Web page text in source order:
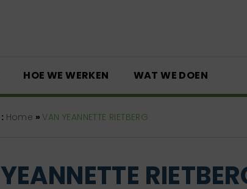
HOE WE WERKEN WAT WE DOEN
Home »VAN YEANNETTE RIETBERG